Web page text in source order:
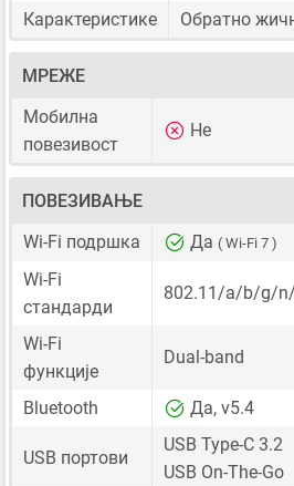
Карактеристике Обратно
МРЕЖЕ
Мобилна
повезивост
Не
ПОВЕЗИВАЊЕ
Wi-Fi подршка
Да ( Wi-Fi 7 )
Wi-Fi
стандарди
802.11/a/b/g/
Wi-Fi
функције
Dual-band
Bluetooth Да, v5.4
USB портови
USB Type-C 3.2
USB On-The-Go